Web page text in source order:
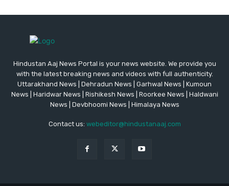
Hindustan Aaj News Portal is your news website. We provide you
with the latest breaking news and videos with full authenticity.
Uttarakhand News | Dehradun News | Garhwal News | Kumoun
News | Haridwar News | Rishikesh News | Roorkee News | Haldwani
News | Devbhoomi News | Himalaya News
Contact us: webeditor@hindustanaaj.com